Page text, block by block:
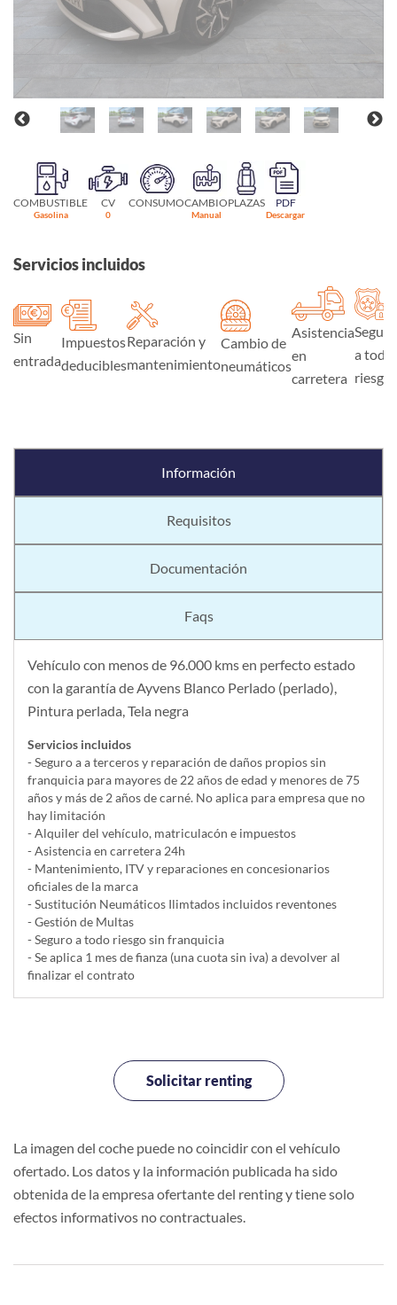
COMBUSTIBLE
Gasolina
CV
0
CONSUMOCAMBIO
Manual
PLAZAS PDF
Descargar
Servicios incluidos
Sin
entrada
Impuestos
deducibles
Reparación y
mantenimiento
Cambio de
neumáticos
Asistencia
en
carretera
Seguro
a todo
riesgo
Información
Requisitos
Documentación
Faqs
Vehículo con menos de 96.000 kms en perfecto estado
con la garantía de Ayvens Blanco Perlado (perlado),
Pintura perlada, Tela negra
Servicios incluidos
- Seguro a a terceros y reparación de daños propios sin
franquicia para mayores de 22 años de edad y menores de 75
años y más de 2 años de carné. No aplica para empresa que no
hay limitación
- Alquiler del vehí­culo, matriculacón e impuestos
- Asistencia en carretera 24h
- Mantenimiento, ITV y reparaciones en concesionarios
oficiales de la marca
- Sustitución Neumáticos Ilimtados incluidos reventones
- Gestión de Multas
- Seguro a todo riesgo sin franquicia
- Se aplica 1 mes de fianza (una cuota sin iva) a devolver al
finalizar el contrato
Solicitar renting
La imagen del coche puede no coincidir con el vehículo
ofertado. Los datos y la información publicada ha sido
obtenida de la empresa ofertante del renting y tiene solo
efectos informativos no contractuales.